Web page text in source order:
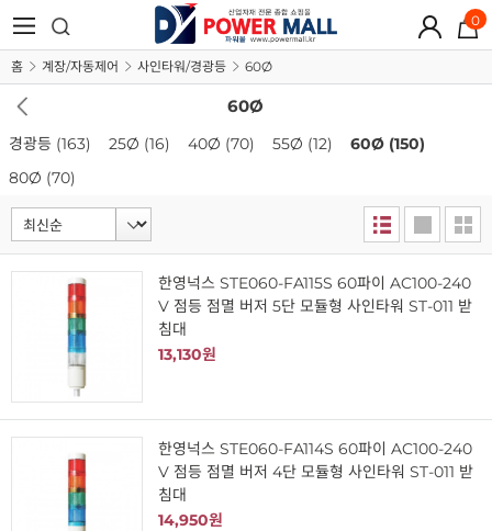
0
홈 계장/자동제어 사인타워/경광등 60Ø
60Ø
경광등 (163) 25Ø (16) 40Ø (70) 55Ø (12) 60Ø (150)
80Ø (70)
한영넉스 STE060-FA115S 60파이 AC100-240
V 점등 점멸 버저 5단 모듈형 사인타워 ST-011 받
침대
13,130원
한영넉스 STE060-FA114S 60파이 AC100-240
V 점등 점멸 버저 4단 모듈형 사인타워 ST-011 받
침대
14,950원